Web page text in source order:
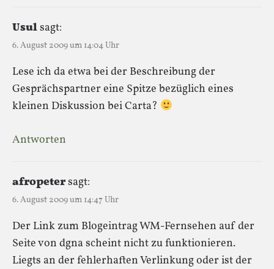
Usulsagt:
6. August 2009 um 14:04 Uhr
Lese ich da etwa bei der Beschreibung der
Gesprächspartner eine Spitze bezüglich eines
kleinen Diskussion bei Carta?
Antworten
afropetersagt:
6. August 2009 um 14:47 Uhr
Der Link zum Blogeintrag WM-Fernsehen auf der
Seite von dgna scheint nicht zu funktionieren.
Liegts an der fehlerhaften Verlinkung oder ist der